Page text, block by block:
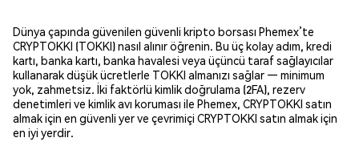
Dünya çapında güvenilen güvenli kripto borsası Phemex’te
CRYPTOKKI (TOKKI) nasıl alınır öğrenin. Bu üç kolay adım, kredi
kartı, banka kartı, banka havalesi veya üçüncü taraf sağlayıcılar
kullanarak düşük ücretlerle TOKKI almanızı sağlar — minimum
yok, zahmetsiz. İki faktörlü kimlik doğrulama (2FA), rezerv
denetimleri ve kimlik avı koruması ile Phemex, CRYPTOKKI satın
almak için en güvenli yer ve çevrimiçi CRYPTOKKI satın almak için
en iyi yerdir.